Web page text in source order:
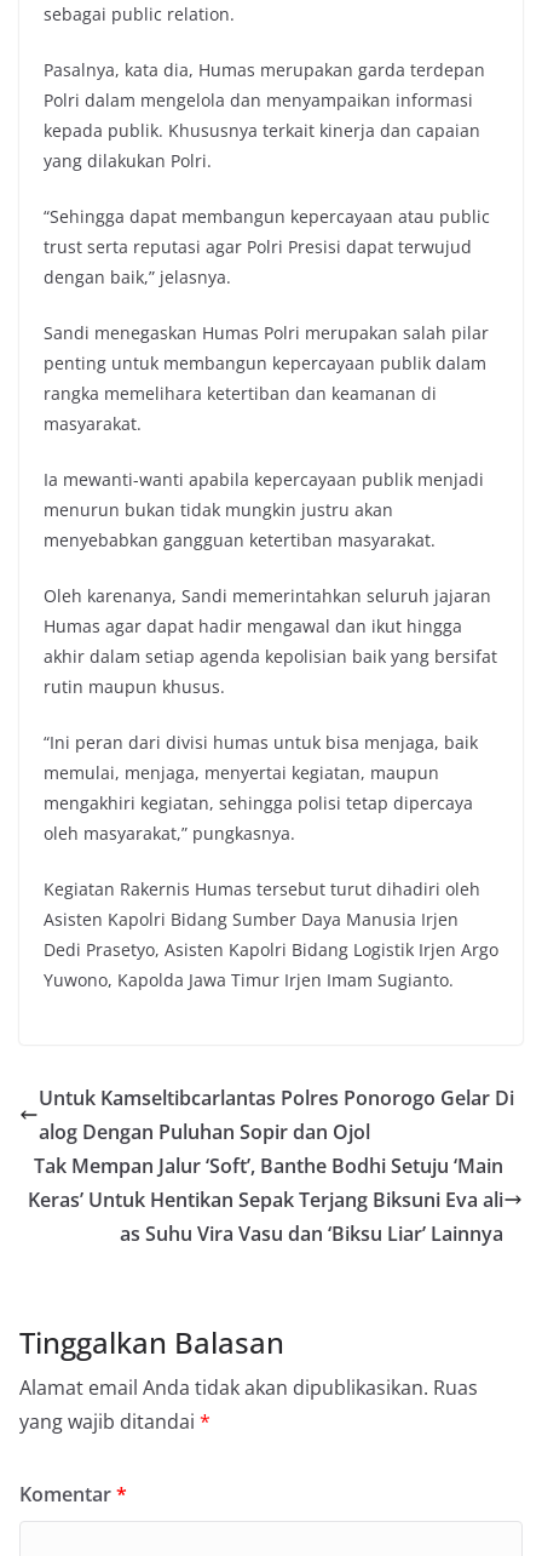
sebagai public relation.
Pasalnya, kata dia, Humas merupakan garda terdepan
Polri dalam mengelola dan menyampaikan informasi
kepada publik. Khususnya terkait kinerja dan capaian
yang dilakukan Polri.
“Sehingga dapat membangun kepercayaan atau public
trust serta reputasi agar Polri Presisi dapat terwujud
dengan baik,” jelasnya.
Sandi menegaskan Humas Polri merupakan salah pilar
penting untuk membangun kepercayaan publik dalam
rangka memelihara ketertiban dan keamanan di
masyarakat.
Ia mewanti-wanti apabila kepercayaan publik menjadi
menurun bukan tidak mungkin justru akan
menyebabkan gangguan ketertiban masyarakat.
Oleh karenanya, Sandi memerintahkan seluruh jajaran
Humas agar dapat hadir mengawal dan ikut hingga
akhir dalam setiap agenda kepolisian baik yang bersifat
rutin maupun khusus.
“Ini peran dari divisi humas untuk bisa menjaga, baik
memulai, menjaga, menyertai kegiatan, maupun
mengakhiri kegiatan, sehingga polisi tetap dipercaya
oleh masyarakat,” pungkasnya.
Kegiatan Rakernis Humas tersebut turut dihadiri oleh
Asisten Kapolri Bidang Sumber Daya Manusia Irjen
Dedi Prasetyo, Asisten Kapolri Bidang Logistik Irjen Argo
Yuwono, Kapolda Jawa Timur Irjen Imam Sugianto.
Untuk Kamseltibcarlantas Polres Ponorogo Gelar Di
alog Dengan Puluhan Sopir dan Ojol
Tak Mempan Jalur ‘Soft’, Banthe Bodhi Setuju ‘Main
Keras’ Untuk Hentikan Sepak Terjang Biksuni Eva ali
as Suhu Vira Vasu dan ‘Biksu Liar’ Lainnya
Tinggalkan Balasan
Alamat email Anda tidak akan dipublikasikan. Ruas
yang wajib ditandai *
Komentar*